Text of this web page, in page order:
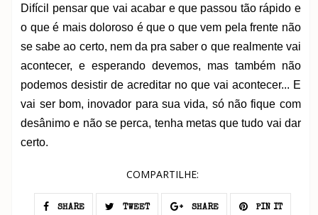
Difícil pensar que vai acabar e que passou tão rápido e
o que é mais doloroso é que o que vem pela frente não
se sabe ao certo, nem da pra saber o que realmente vai
acontecer, e esperando devemos, mas também não
podemos desistir de acreditar no que vai acontecer... E
vai ser bom, inovador para sua vida, só não fique com
desânimo e não se perca, tenha metas que tudo vai dar
certo.
COMPARTILHE:
SHARE TWEET SHARE PIN IT